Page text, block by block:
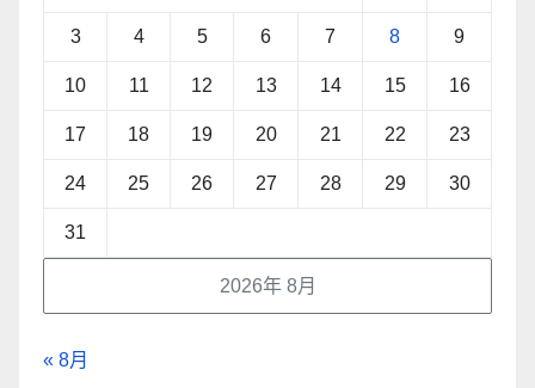
2026年 8月
3 4 5 6 7 8 9
10 11 12 13 14 15 16
17 18 19 20 21 22 23
24 25 26 27 28 29 30
31
« 8月